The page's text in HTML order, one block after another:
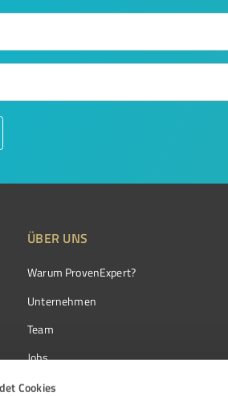
Cookies
ÜBER UNS
Warum ProvenExpert?
Unternehmen
Team
Jobs
Kundenstimmen